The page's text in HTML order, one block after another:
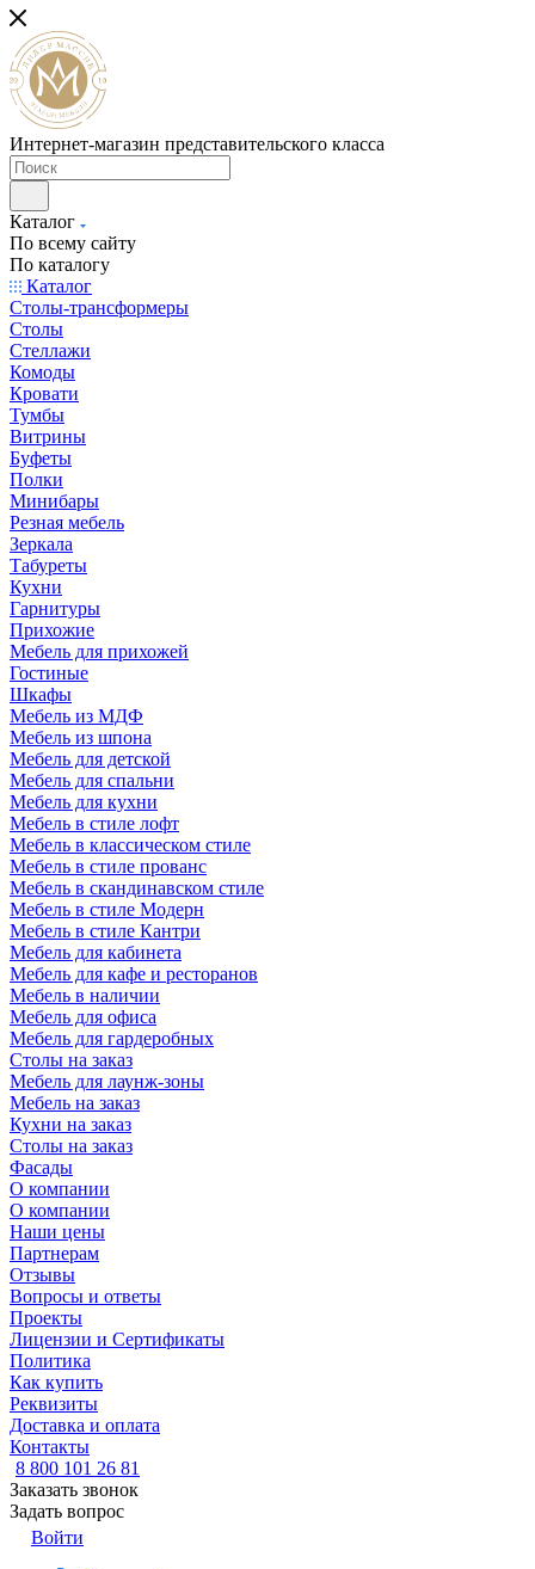
Интернет-магазин представительского класса
Каталог
По всему сайту
По каталогу
Каталог
Столы-трансформеры
Столы
Стеллажи
Комоды
Кровати
Тумбы
Витрины
Буфеты
Полки
Минибары
Резная мебель
Зеркала
Табуреты
Кухни
Гарнитуры
Прихожие
Мебель для прихожей
Гостиные
Шкафы
Мебель из МДФ
Мебель из шпона
Мебель для детской
Мебель для спальни
Мебель для кухни
Мебель в стиле лофт
Мебель в классическом стиле
Мебель в стиле прованс
Мебель в скандинавском стиле
Мебель в стиле Модерн
Мебель в стиле Кантри
Мебель для кабинета
Мебель для кафе и ресторанов
Мебель в наличии
Мебель для офиса
Мебель для гардеробных
Столы на заказ
Мебель для лаунж-зоны
Мебель на заказ
Кухни на заказ
Столы на заказ
Фасады
О компании
О компании
Наши цены
Партнерам
Отзывы
Вопросы и ответы
Проекты
Лицензии и Сертификаты
Политика
Как купить
Реквизиты
Доставка и оплата
Контакты
8 800 101 26 81
Заказать звонок
Задать вопрос
Войти